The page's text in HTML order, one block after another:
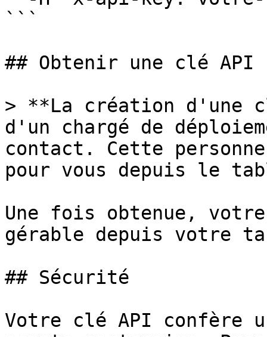
```
## Obtenir une clé API
> **La création d'une
d'un chargé de
contact. Cette
pour vous depuis le
Une fois obtenue,
gérable depuis votre
## Sécurité
Votre clé API confère